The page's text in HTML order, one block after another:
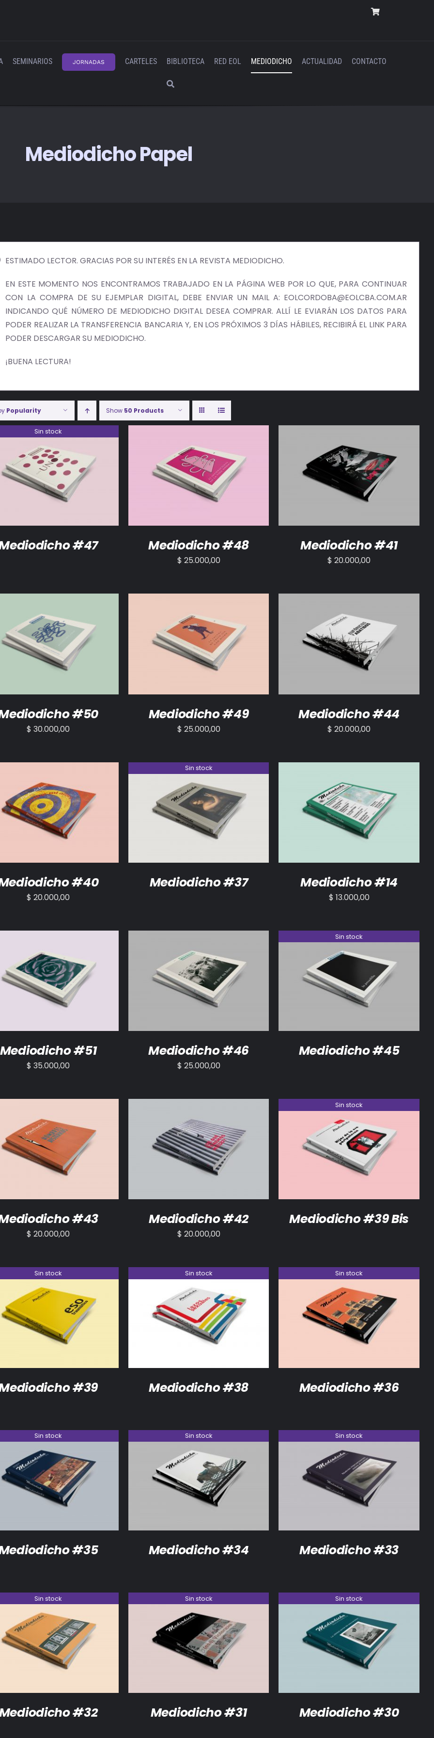
SEMINARIOS JORNADAS CARTELES BIBLIOTECA RED EOL MEDIODICHO ACTUALIDAD CONTACTO
Mediodicho Papel
ESTIMADO LECTOR. GRACIAS POR SU INTERÉS EN LA REVISTA MEDIODICHO.
EN ESTE MOMENTO NOS ENCONTRAMOS TRABAJADO EN LA PÁGINA WEB POR LO QUE, PARA CONTINUAR
CON LA COMPRA DE SU EJEMPLAR DIGITAL, DEBE ENVIAR UN MAIL A: EOLCORDOBA@EOLCBA.COM.AR
INDICANDO QUÉ NÚMERO DE MEDIODICHO DIGITAL DESEA COMPRAR. ALLÍ LE EVIARÁN LOS DATOS PARA
PODER REALIZAR LA TRANSFERENCIA BANCARIA Y, EN LOS PRÓXIMOS 3 DÍAS HÁBILES, RECIBIRÁ EL LINK PARA
PODER DESCARGAR SU MEDIODICHO.
¡BUENA LECTURA!
Popularity Show 50 Products
Sin stock
DETALLES
#47
AÑADIR AL CARRITO / DETALLES
Mediodicho #48
$ 25.000,00
AÑADIR AL CARRITO / DETALLES
Mediodicho #41
$ 20.000,00
AL CARRITO / DETALLES
#50
$ 30.000,00
AÑADIR AL CARRITO / DETALLES
Mediodicho #49
$ 25.000,00
AÑADIR AL CARRITO / DETALLES
Mediodicho #44
$ 20.000,00
AL CARRITO / DETALLES
#40
$ 20.000,00
Sin stock
DETALLES
Mediodicho #37
AÑADIR AL CARRITO / DETALLES
Mediodicho #14
$ 13.000,00
AL CARRITO / DETALLES
Mediodicho #51
$ 35.000,00
AÑADIR AL CARRITO / DETALLES
Mediodicho #46
$ 25.000,00
Sin stock
DETALLES
Mediodicho #45
AL CARRITO DETALLES
#43
$ 20.000,00
AÑADIR AL CARRITO / DETALLES
Mediodicho #42
$ 20.000,00
Sin stock
DETALLES
Mediodicho #39 Bis
Sin stock
DETALLES
#39
Sin stock
DETALLES
Mediodicho #38
Sin stock
DETALLES
Mediodicho #36
Sin stock
DETALLES
#35
Sin stock
DETALLES
Mediodicho #34
Sin stock
DETALLES
Mediodicho #33
Sin stock
DETALLES
#32
Sin stock
DETALLES
Mediodicho #31
Sin stock
DETALLES
Mediodicho #30